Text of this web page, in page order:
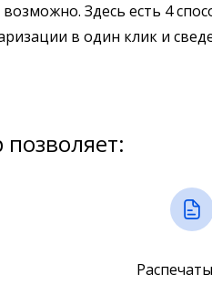
Здесь есть 4
в один клик и